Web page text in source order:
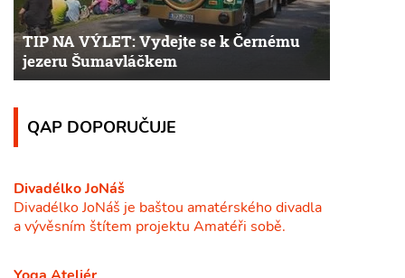
TIP NA VÝLET: Vydejte se k Černému
jezeru Šumavláčkem
QAP DOPORUČUJE
Divadélko JoNáš
Divadélko JoNáš je baštou amatérského divadla
a vývěsním štítem projektu Amatéři sobě.